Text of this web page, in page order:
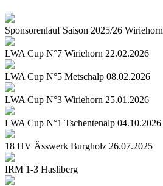
Sponsorenlauf Saison 2025/26 Wiriehorn
LWA Cup N°7 Wiriehorn 22.02.2026
LWA Cup N°5 Metschalp 08.02.2026
LWA Cup N°3 Wiriehorn 25.01.2026
LWA Cup N°1 Tschentenalp 04.10.2026
18 HV Ässwerk Burgholz 26.07.2025
IRM 1-3 Hasliberg